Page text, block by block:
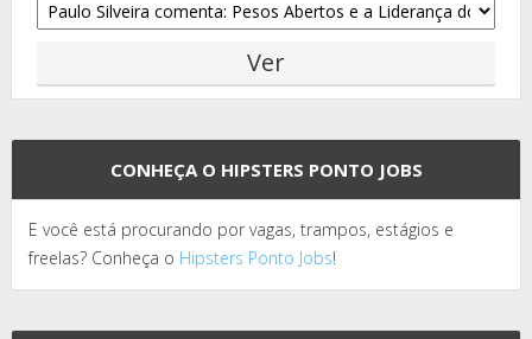
CONHEÇA O HIPSTERS PONTO JOBS
E você está procurando por vagas, trampos, estágios e
freelas? Conheça o Hipsters Ponto Jobs!